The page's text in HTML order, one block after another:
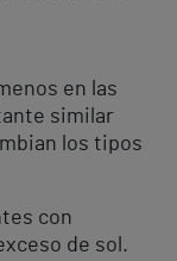
en las
similar
los tipos
con
de sol.